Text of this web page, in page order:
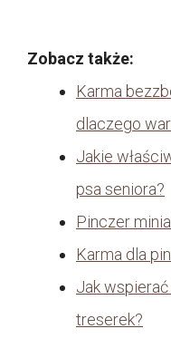
Zobacz także:
Karma
dlaczego
Jakie
psa seniora?
Pinczer
Karma dla
Jak
treserek?